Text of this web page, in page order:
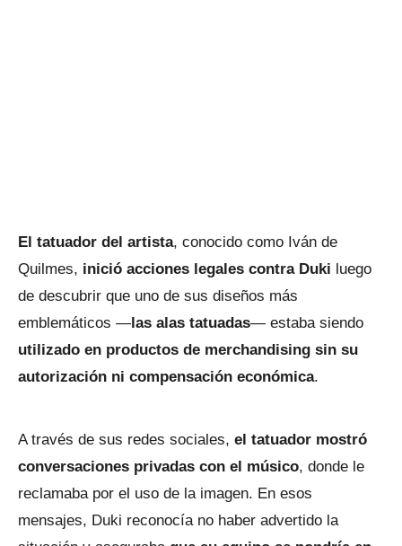
El tatuador del artista, conocido como Iván de
Quilmes, inició acciones legales contra Duki luego
de descubrir que uno de sus diseños más
emblemáticos —las alas tatuadas— estaba siendo
utilizado en productos de merchandising sin su
autorización ni compensación económica.
A través de sus redes sociales, el tatuador mostró
conversaciones privadas con el músico, donde le
reclamaba por el uso de la imagen. En esos
mensajes, Duki reconocía no haber advertido la